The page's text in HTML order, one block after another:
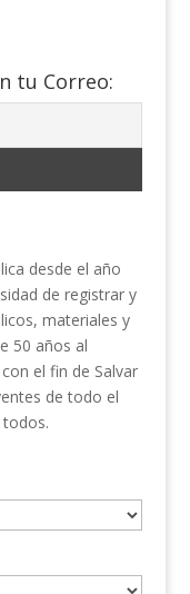
tu Correo:
desde el año
de registrar y
materiales y
50 años al
el fin de Salvar
de todo el